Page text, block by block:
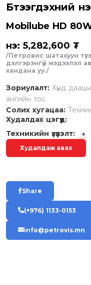
Бүтээгдэхүүний
Mobilube HD
Үнэ: 5,282,600 ₮
/Петровис шатахуун
дэлгэрэнгүй мэдээлэл
хандана уу./
Зориулалт: Хүнд
ангийн тос
Солих хугацаа:
Худалдах цэгүүд:
Техникийн үзүүлэлт:
Худалдаж авах
Share
(+976) 1133-0153
info@petrovis.mn